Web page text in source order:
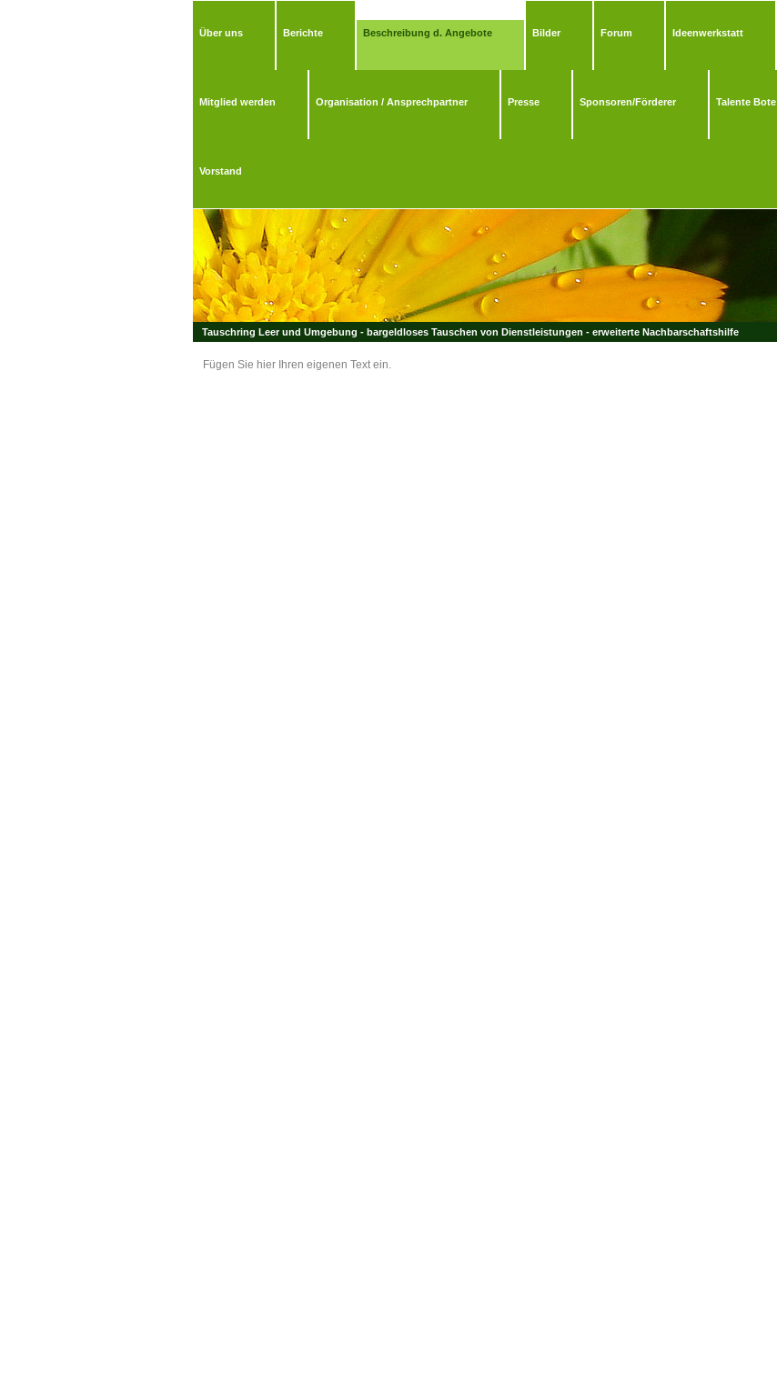
Über uns Berichte Beschreibung d. Angebote Bilder Forum Ideenwerkstatt
Mitglied werden Organisation / Ansprechpartner Presse Sponsoren/Förderer Talente Bote
Vorstand
Tauschring Leer und Umgebung - bargeldloses Tauschen von Dienstleistungen - erweiterte Nachbarschaftshilfe
Fügen Sie hier Ihren eigenen Text ein.